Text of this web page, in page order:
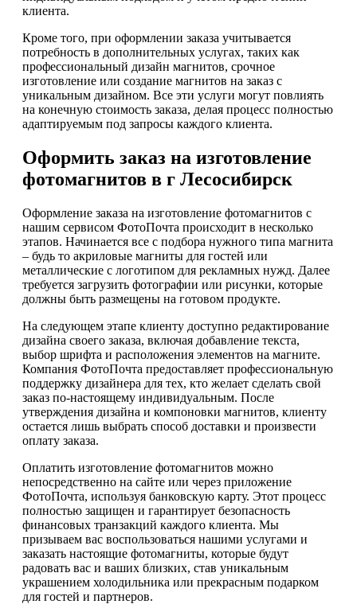
клиента.
Кроме того, при оформлении заказа учитывается
потребность в дополнительных услугах, таких как
профессиональный дизайн магнитов, срочное
изготовление или создание магнитов на заказ с
уникальным дизайном. Все эти услуги могут повлиять
на конечную стоимость заказа, делая процесс полностью
адаптируемым под запросы каждого клиента.
Оформить заказ на изготовление
фотомагнитов в г Лесосибирск
Оформление заказа на изготовление фотомагнитов с
нашим сервисом ФотоПочта происходит в несколько
этапов. Начинается все с подбора нужного типа магнита
– будь то акриловые магниты для гостей или
металлические с логотипом для рекламных нужд. Далее
требуется загрузить фотографии или рисунки, которые
должны быть размещены на готовом продукте.
На следующем этапе клиенту доступно редактирование
дизайна своего заказа, включая добавление текста,
выбор шрифта и расположения элементов на магните.
Компания ФотоПочта предоставляет профессиональную
поддержку дизайнера для тех, кто желает сделать свой
заказ по-настоящему индивидуальным. После
утверждения дизайна и компоновки магнитов, клиенту
остается лишь выбрать способ доставки и произвести
оплату заказа.
Оплатить изготовление фотомагнитов можно
непосредственно на сайте или через приложение
ФотоПочта, используя банковскую карту. Этот процесс
полностью защищен и гарантирует безопасность
финансовых транзакций каждого клиента. Мы
призываем вас воспользоваться нашими услугами и
заказать настоящие фотомагниты, которые будут
радовать вас и ваших близких, став уникальным
украшением холодильника или прекрасным подарком
для гостей и партнеров.